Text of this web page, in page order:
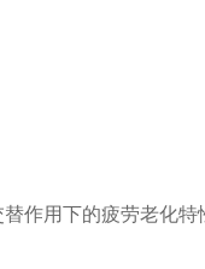
作用下的疲劳老化